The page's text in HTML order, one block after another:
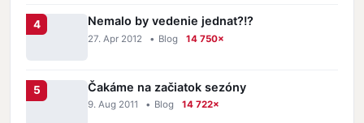
Nemalo by vedenie jednat?!?
27. Apr 2012 • Blog 14 750×
Čakáme na začiatok sezóny
9. Aug 2011 • Blog 14 722×